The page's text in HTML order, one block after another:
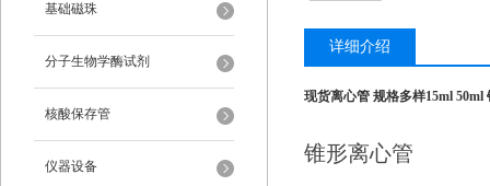
基础磁珠
分子生物学酶试剂
核酸保存管
仪器设备
详细介绍
现货离心管 规格多样15ml 50ml
锥形离心管